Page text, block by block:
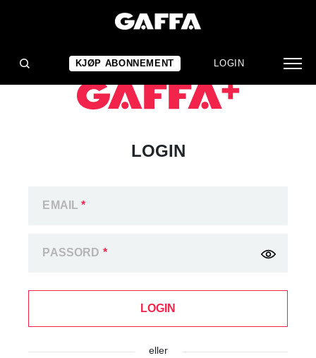
KJØP ABONNEMENT LOGIN
LOGIN
EMAIL*
PASSORD *
LOGIN
eller